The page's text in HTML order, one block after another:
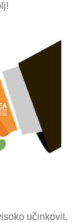
učinkovit,